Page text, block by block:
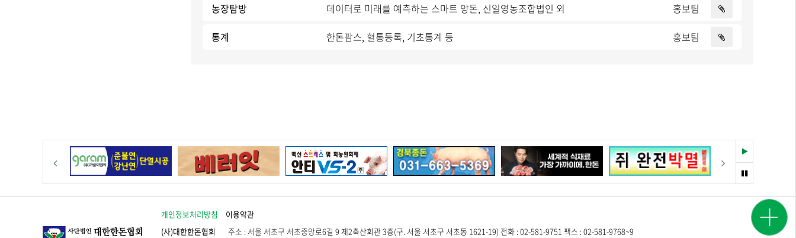
농장탐방
데이터로 미래를 예측하는 스마트 양돈, 신일영농조합법인 외
홍보팀
통계
한돈팜스, 혈통등록, 기초통계 등 홍보팀
광고
문의
시세
정보
재
생
멈
춤
개인정보처리방침
이용약관
(사)대한한돈협회
주소 : 서울 서초구 서초중앙로6길 9 제2축산회관 3층(구. 서울 서초구 서초동 1621-19) 전화 : 02-581-9751 팩스 : 02-581-9768~9